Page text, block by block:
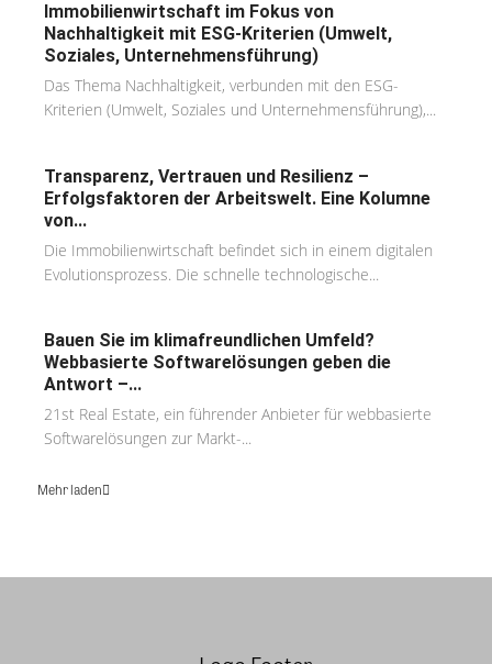
Immobilienwirtschaft im Fokus von
Nachhaltigkeit mit ESG-Kriterien (Umwelt,
Soziales, Unternehmensführung)
Das Thema Nachhaltigkeit, verbunden mit den ESG-
Kriterien (Umwelt, Soziales und Unternehmensführung),...
Transparenz, Vertrauen und Resilienz –
Erfolgsfaktoren der Arbeitswelt. Eine Kolumne
von...
Die Immobilienwirtschaft befindet sich in einem digitalen
Evolutionsprozess. Die schnelle technologische...
Bauen Sie im klimafreundlichen Umfeld?
Webbasierte Softwarelösungen geben die
Antwort –...
21st Real Estate, ein führender Anbieter für webbasierte
Softwarelösungen zur Markt-...
Mehr laden